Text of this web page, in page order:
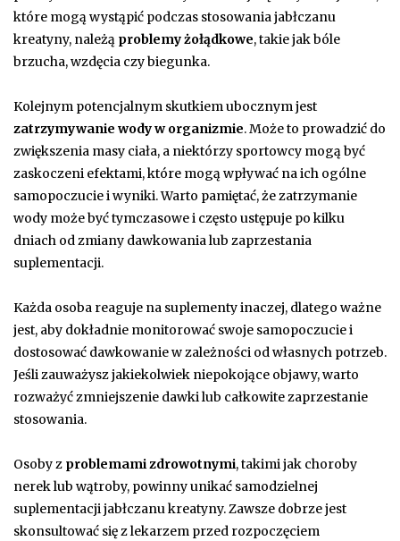
które mogą wystąpić podczas stosowania jabłczanu
kreatyny, należą problemy żołądkowe, takie jak bóle
brzucha, wzdęcia czy biegunka.
Kolejnym potencjalnym skutkiem ubocznym jest
zatrzymywanie wody w organizmie. Może to prowadzić do
zwiększenia masy ciała, a niektórzy sportowcy mogą być
zaskoczeni efektami, które mogą wpływać na ich ogólne
samopoczucie i wyniki. Warto pamiętać, że zatrzymanie
wody może być tymczasowe i często ustępuje po kilku
dniach od zmiany dawkowania lub zaprzestania
suplementacji.
Każda osoba reaguje na suplementy inaczej, dlatego ważne
jest, aby dokładnie monitorować swoje samopoczucie i
dostosować dawkowanie w zależności od własnych potrzeb.
Jeśli zauważysz jakiekolwiek niepokojące objawy, warto
rozważyć zmniejszenie dawki lub całkowite zaprzestanie
stosowania.
Osoby z problemami zdrowotnymi, takimi jak choroby
nerek lub wątroby, powinny unikać samodzielnej
suplementacji jabłczanu kreatyny. Zawsze dobrze jest
skonsultować się z lekarzem przed rozpoczęciem